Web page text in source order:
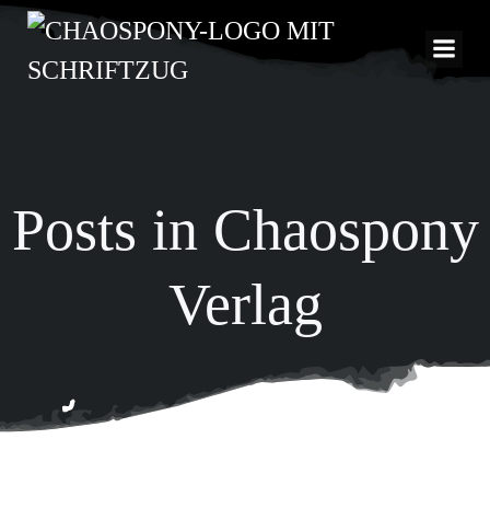
Inhalt
springen
Posts in Chaospony
Verlag